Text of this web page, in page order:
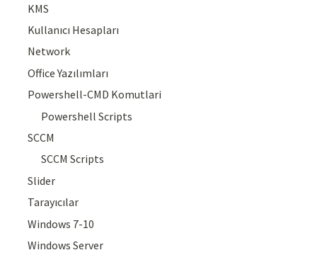
KMS
Kullanıcı Hesapları
Network
Office Yazılımları
Powershell-CMD Komutlari
Powershell Scripts
SCCM
SCCM Scripts
Slider
Tarayıcılar
Windows 7-10
Windows Server